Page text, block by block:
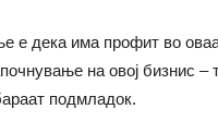
е дека има профит во оваа
на овој бизнис –
подмладок.